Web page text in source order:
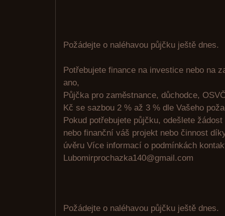
Požádejte o naléhavou půjčku ještě dnes.
Potřebujete finance na investice nebo na
ano,
Půjčka pro zaměstnance, důchodce,
Kč se sazbou 2 % až 3 % dle Vašeho
Pokud potřebujete půjčku, odešlete
nebo finanční váš projekt nebo činnost
úvěru Více informací o podmínkách
Lubomirprochazka140@gmail.com
Požádejte o naléhavou půjčku ještě dnes.